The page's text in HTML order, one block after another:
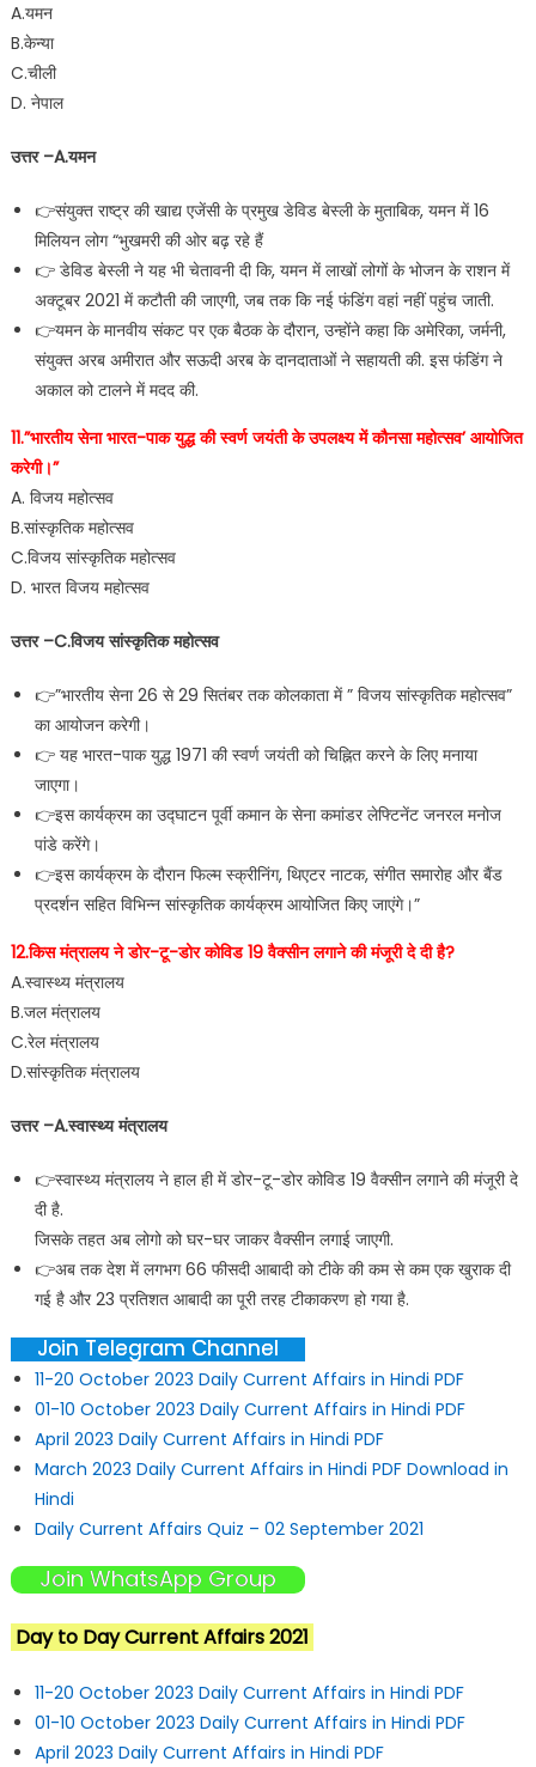
A.यमन
B.केन्या
C.चीली
D. नेपाल
उत्तर –A.यमन
👉संयुक्त राष्ट्र की खाद्य एजेंसी के प्रमुख डेविड बेस्ली के मुताबिक, यमन में 16
मिलियन लोग “भुखमरी की ओर बढ़ रहे हैं
👉 डेविड बेस्ली ने यह भी चेतावनी दी कि, यमन में लाखों लोगों के भोजन के राशन में
अक्टूबर 2021 में कटौती की जाएगी, जब तक कि नई फंडिंग वहां नहीं पहुंच जाती.
👉यमन के मानवीय संकट पर एक बैठक के दौरान, उन्होंने कहा कि अमेरिका, जर्मनी,
संयुक्त अरब अमीरात और सऊदी अरब के दानदाताओं ने सहायती की. इस फंडिंग ने
अकाल को टालने में मदद की.
11.”भारतीय सेना भारत-पाक युद्ध की स्वर्ण जयंती के उपलक्ष्य में कौनसा महोत्सव’ आयोजित
करेगी।”
A. विजय महोत्सव
B.सांस्कृतिक महोत्सव
C.विजय सांस्कृतिक महोत्सव
D. भारत विजय महोत्सव
उत्तर –C.विजय सांस्कृतिक महोत्सव
👉”भारतीय सेना 26 से 29 सितंबर तक कोलकाता में ” विजय सांस्कृतिक महोत्सव”
का आयोजन करेगी।
👉 यह भारत-पाक युद्ध 1971 की स्वर्ण जयंती को चिह्नित करने के लिए मनाया
जाएगा।
👉इस कार्यक्रम का उद्घाटन पूर्वी कमान के सेना कमांडर लेफ्टिनेंट जनरल मनोज
पांडे करेंगे।
👉इस कार्यक्रम के दौरान फिल्म स्क्रीनिंग, थिएटर नाटक, संगीत समारोह और बैंड
प्रदर्शन सहित विभिन्न सांस्कृतिक कार्यक्रम आयोजित किए जाएंगे।”
12.किस मंत्रालय ने डोर-टू-डोर कोविड 19 वैक्सीन लगाने की मंजूरी दे दी है?
A.स्वास्थ्य मंत्रालय
B.जल मंत्रालय
C.रेल मंत्रालय
D.सांस्कृतिक मंत्रालय
उत्तर –A.स्वास्थ्य मंत्रालय
👉स्वास्थ्य मंत्रालय ने हाल ही में डोर-टू-डोर कोविड 19 वैक्सीन लगाने की मंजूरी दे
दी है.
जिसके तहत अब लोगो को घर-घर जाकर वैक्सीन लगाई जाएगी.
👉अब तक देश में लगभग 66 फीसदी आबादी को टीके की कम से कम एक खुराक दी
गई है और 23 प्रतिशत आबादी का पूरी तरह टीकाकरण हो गया है.
Join Telegram Channel
11-20 October 2023 Daily Current Affairs in Hindi PDF
01-10 October 2023 Daily Current Affairs in Hindi PDF
April 2023 Daily Current Affairs in Hindi PDF
March 2023 Daily Current Affairs in Hindi PDF Download in
Hindi
Daily Current Affairs Quiz – 02 September 2021
Join WhatsApp Group
Day to Day Current Affairs 2021
11-20 October 2023 Daily Current Affairs in Hindi PDF
01-10 October 2023 Daily Current Affairs in Hindi PDF
April 2023 Daily Current Affairs in Hindi PDF